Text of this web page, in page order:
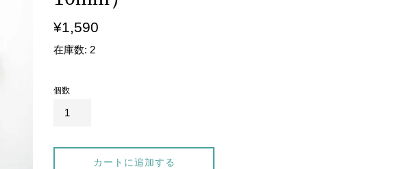
通
価
¥1,590
在庫数: 2
個数
カートに追加する